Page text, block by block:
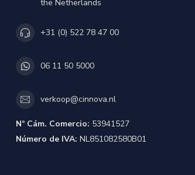
the Netherlands
+31 (0) 522 78 47 00
06 11 50 5000
verkoop@cinnova.nl
Nº Cám. Comercio: 53941527
Número de IVA: NL851082580B01